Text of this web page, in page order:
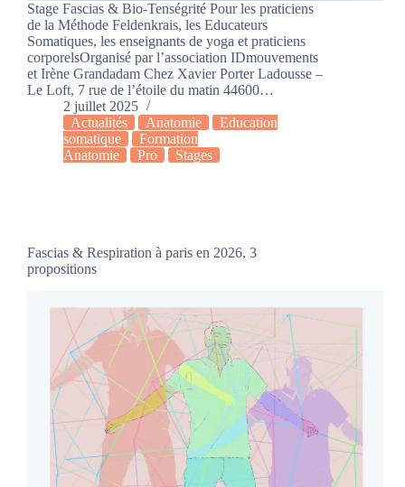
Stage Fascias & Bio-Tenségrité Pour les praticiens
de la Méthode Feldenkrais, les Educateurs
Somatiques, les enseignants de yoga et praticiens
corporelsOrganisé par l’association IDmouvements
et Irène Grandadam Chez Xavier Porter Ladousse –
Le Loft, 7 rue de l’étoile du matin 44600…
2 juillet 2025
Actualités
Anatomie
Education
somatique
Formation
Anatomie
Pro Stages
Fascias & Respiration à paris en 2026, 3
propositions